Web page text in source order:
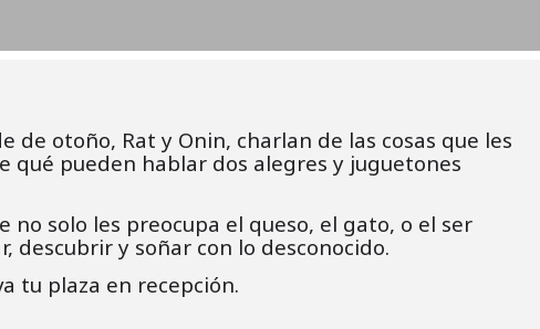
de otoño, Rat y Onin, charlan de las cosas que les
qué pueden hablar dos alegres y juguetones
solo les preocupa el queso, el gato, o el ser
descubrir y soñar con lo desconocido.
tu plaza en recepción.